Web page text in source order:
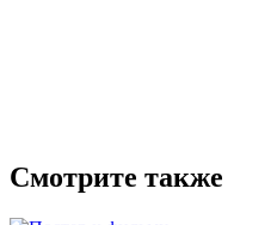
Смотрите также